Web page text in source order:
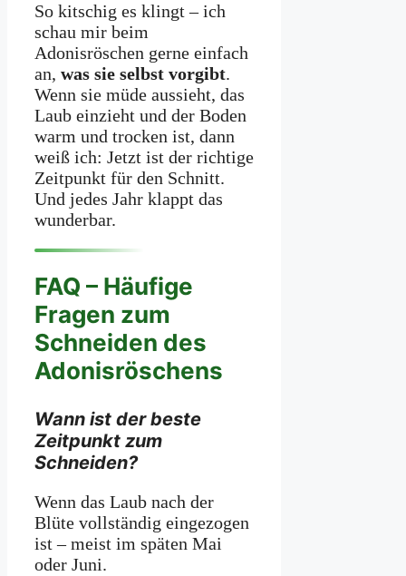
So kitschig es klingt – ich
schau mir beim
Adonisröschen gerne einfach
an, was sie selbst vorgibt.
Wenn sie müde aussieht, das
Laub einzieht und der Boden
warm und trocken ist, dann
weiß ich: Jetzt ist der richtige
Zeitpunkt für den Schnitt.
Und jedes Jahr klappt das
wunderbar.
FAQ – Häufige
Fragen zum
Schneiden des
Adonisröschens
Wann ist der beste
Zeitpunkt zum
Schneiden?
Wenn das Laub nach der
Blüte vollständig eingezogen
ist – meist im späten Mai
oder Juni.